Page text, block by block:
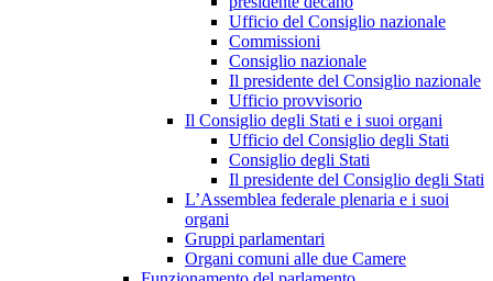
Ufficio del Consiglio nazionale
Commissioni
Consiglio nazionale
Il presidente del Consiglio nazionale
Ufficio provvisorio
Il Consiglio degli Stati e i suoi organi
Ufficio del Consiglio degli Stati
Consiglio degli Stati
Il presidente del Consiglio degli Stati
L’Assemblea federale plenaria e i suoi
organi
Gruppi parlamentari
Organi comuni alle due Camere